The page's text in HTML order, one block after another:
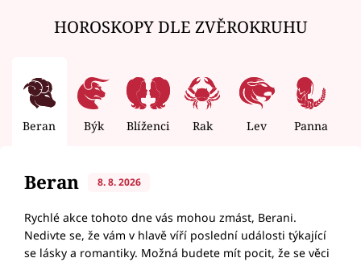
HOROSKOPY DLE ZVĚROKRUHU
Beran Býk Blíženci Rak Lev Panna
Beran 8. 8. 2026
Rychlé akce tohoto dne vás mohou zmást, Berani.
Nedivte se, že vám v hlavě víří poslední události týkající
se lásky a romantiky. Možná budete mít pocit, že se věci